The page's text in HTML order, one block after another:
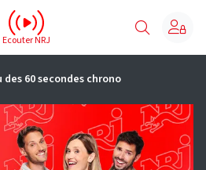
Ecouter NRJ
des 60 secondes chrono